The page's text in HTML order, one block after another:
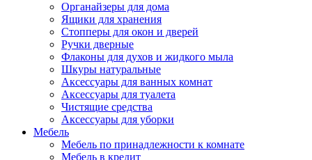
Органайзеры для дома
Ящики для хранения
Стопперы для окон и дверей
Ручки дверные
Флаконы для духов и жидкого мыла
Шкуры натуральные
Аксессуары для ванных комнат
Аксессуары для туалета
Чистящие средства
Аксессуары для уборки
Мебель
Мебель по принадлежности к комнате
Мебель в кредит